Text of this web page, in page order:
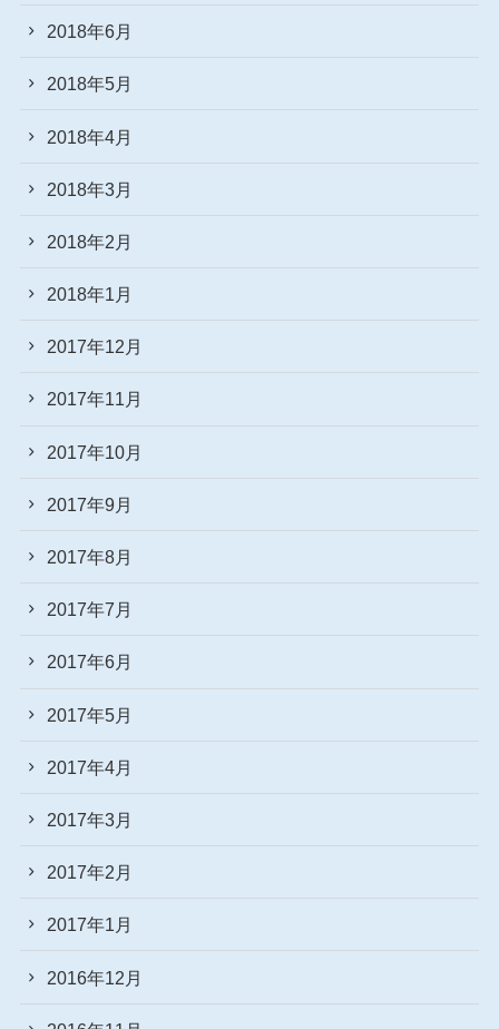
2018年6月
2018年5月
2018年4月
2018年3月
2018年2月
2018年1月
2017年12月
2017年11月
2017年10月
2017年9月
2017年8月
2017年7月
2017年6月
2017年5月
2017年4月
2017年3月
2017年2月
2017年1月
2016年12月